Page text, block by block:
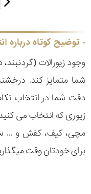
توضیح کوتاه
وجود زیورالات
شما متمایز کند.
دقت شما در انتخاب
زیوری که انتخاب می
مچی، کیف، کفش و ...
برای خودتان وقت